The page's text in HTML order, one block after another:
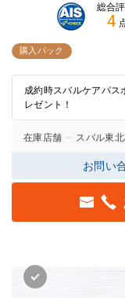
総合
4
購入パック
成約時スバルケアパス
レゼント！
在庫店舗 スバル東
お問い